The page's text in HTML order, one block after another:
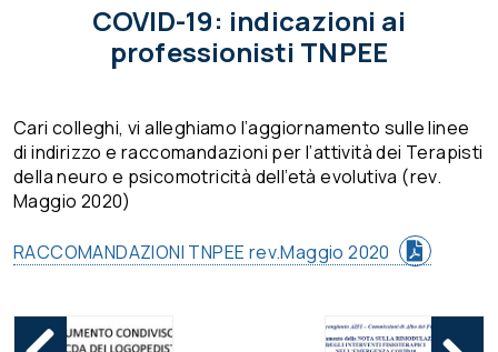
COVID-19: indicazioni ai
professionisti TNPEE
Cari colleghi, vi alleghiamo l’aggiornamento sulle linee
di indirizzo e raccomandazioni per l’attività dei Terapisti
della neuro e psicomotricità dell’età evolutiva (rev.
Maggio 2020)
RACCOMANDAZIONI TNPEE rev.Maggio 2020